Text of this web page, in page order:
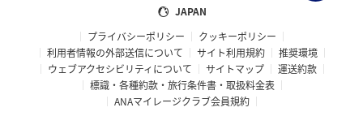
JAPAN
プライバシーポリシー
クッキーポリシー
利用者情報の外部送信について
サイト利用規約
推奨環境
ウェブアクセシビリティについて
サイトマップ
運送約款
標識・各種約款・旅行条件書・取扱料金表
ANAマイレージクラブ会員規約